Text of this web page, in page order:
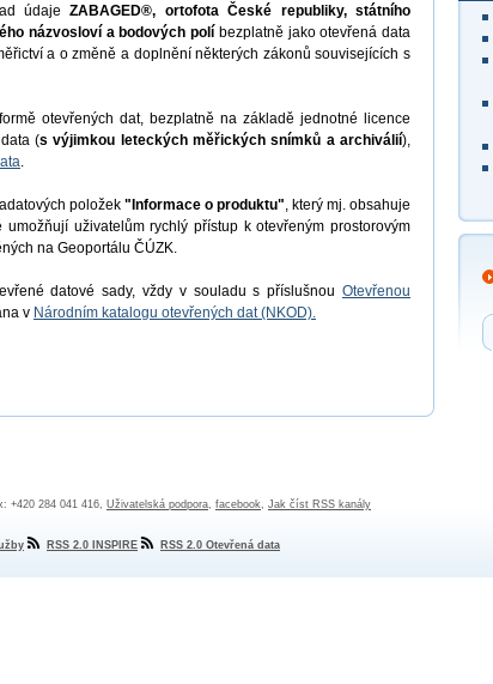
údajeZABAGED®, ortofota České republiky, státního
názvosloví a bodových polí bezplatně jako otevřená data
a o změně a doplnění některých zákonů souvisejících s
otevřených dat, bezplatně na základě jednotné licence
(s výjimkou leteckých měřických snímků a archiválií),
.
položek "Informace o produktu", který mj. obsahuje
uživatelům rychlý přístup k otevřeným prostorovým
na Geoportálu ČÚZK.
datové sady, vždy v souladu s příslušnou Otevřenou
v Národním katalogu otevřených dat (NKOD).
+420 284 041 416, Uživatelská podpora, facebook, Jak číst RSS kanály
RSS 2.0 INSPIRE RSS 2.0 Otevřená data